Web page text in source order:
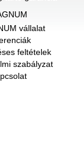
vállalat
feltételek
szabályzat